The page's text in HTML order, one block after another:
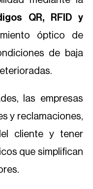
QR, RFID y
óptico de
de baja
las empresas
y reclamaciones,
cliente y tener
que simplifican